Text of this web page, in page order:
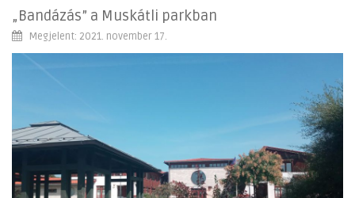
„Bandázás” a Muskátli parkban
Megjelent: 2021. november 17.